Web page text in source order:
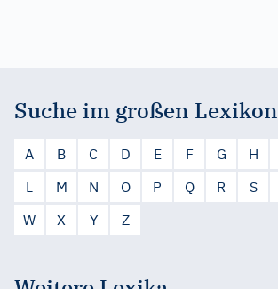
Suche im großen Lexikon
A B C D E F G H
L
M N O P Q R S
W
X Y Z